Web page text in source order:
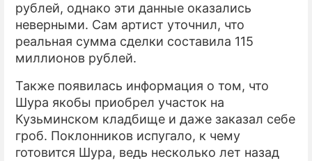
рублей, однако эти данные оказались
неверными. Сам артист уточнил, что
реальная сумма сделки составила 115
миллионов рублей.
Также появилась информация о том, что
Шура якобы приобрел участок на
Кузьминском кладбище и даже заказал себе
гроб. Поклонников испугало, к чему
готовится Шура, ведь несколько лет назад